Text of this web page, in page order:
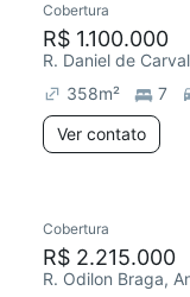
Redecorar
Cobertura
R$ 1.100.000
R. Daniel de
358m² 7
Ver contato
Redecorar
Cobertura
R$ 2.215.000
R. Odilon Braga,